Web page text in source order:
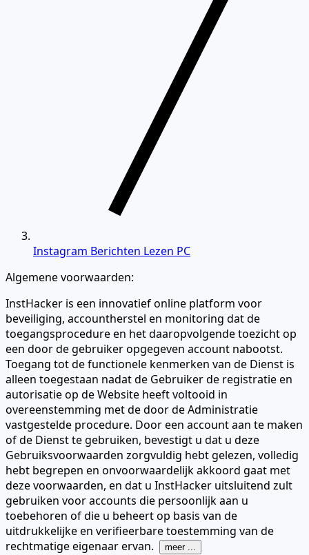
Instagram Berichten Lezen PC
Algemene voorwaarden:
InstHacker is een innovatief online platform voor
beveiliging, accountherstel en monitoring dat de
toegangsprocedure en het daaropvolgende toezicht op
een door de gebruiker opgegeven account nabootst.
Toegang tot de functionele kenmerken van de Dienst is
alleen toegestaan nadat de Gebruiker de registratie en
autorisatie op de Website heeft voltooid in
overeenstemming met de door de Administratie
vastgestelde procedure. Door een account aan te maken
of de Dienst te gebruiken, bevestigt u dat u deze
Gebruiksvoorwaarden zorgvuldig hebt gelezen, volledig
hebt begrepen en onvoorwaardelijk akkoord gaat met
deze voorwaarden, en dat u InstHacker uitsluitend zult
gebruiken voor accounts die persoonlijk aan u
toebehoren of die u beheert op basis van de
uitdrukkelijke en verifieerbare toestemming van de
rechtmatige eigenaar ervan.
meer ...